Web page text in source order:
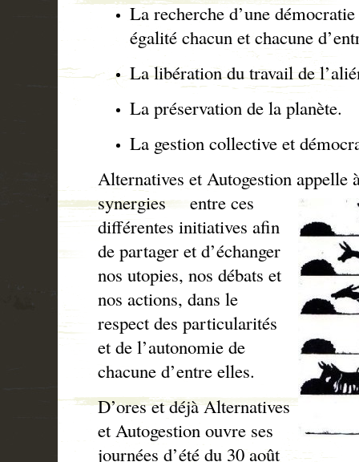
La recherche d’une
égalité chacun et chacune
La libération du travail de
La préservation de la planète.
La gestion collective et
Alternatives et Autogestion appelle
synergies entre ces
différentes initiatives afin
de partager et d’échanger
nos utopies, nos débats et
nos actions, dans le
respect des particularités
et de l’autonomie de
chacune d’entre elles.
D’ores et déjà Alternatives
et Autogestion ouvre ses
journées d’été du 30 août